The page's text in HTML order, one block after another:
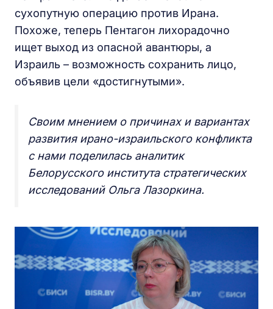
сухопутную операцию против Ирана.
Похоже, теперь Пентагон лихорадочно
ищет выход из опасной авантюры, а
Израиль – возможность сохранить лицо,
объявив цели «достигнутыми».
Своим мнением о причинах и вариантах
развития ирано-израильского конфликта
с нами поделилась аналитик
Белорусского института стратегических
исследований Ольга Лазоркина.